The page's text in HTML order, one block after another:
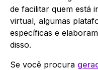
de facilitar quem está
virtual, algumas
específicas e
disso.
Se você procura